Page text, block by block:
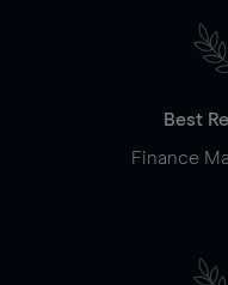
Best
Finance